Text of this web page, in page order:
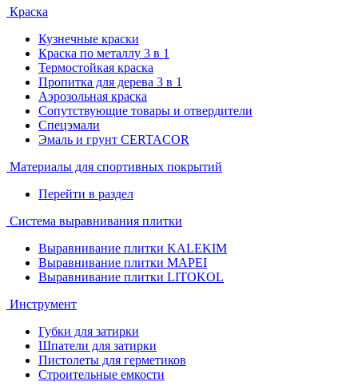
Краска
Кузнечные краски
Краска по металлу 3 в 1
Термостойкая краска
Пропитка для дерева 3 в 1
Аэрозольная краска
Сопутствующие товары и отвердители
Спецэмали
Эмаль и грунт CERTACOR
Материалы для спортивных покрытий
Перейти в раздел
Система выравнивания плитки
Выравнивание плитки KALEKIM
Выравнивание плитки MAPEI
Выравнивание плитки LITOKOL
Инструмент
Губки для затирки
Шпатели для затирки
Пистолеты для герметиков
Строительные емкости